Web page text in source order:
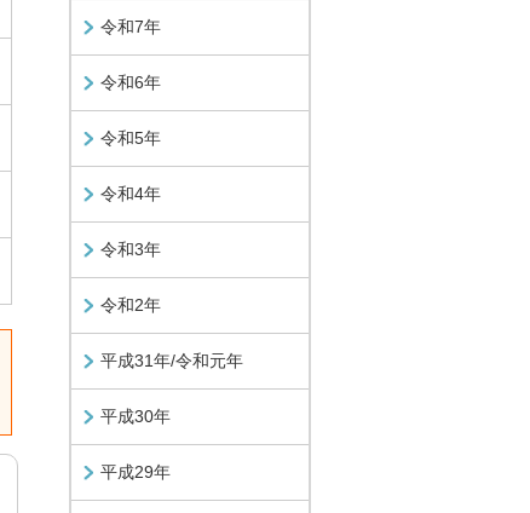
令和7年
令和6年
令和5年
令和4年
令和3年
令和2年
平成31年/令和元年
平成30年
平成29年